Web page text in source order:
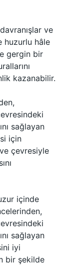
ve
huzurlu hâle
gergin bir
kazanabilir.
sağlayan
için
çevresiyle
içinde
sağlayan
iyi
bir şekilde